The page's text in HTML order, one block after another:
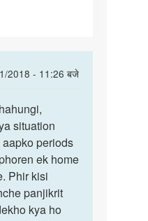
2018 - 11:26 बजे
situation
periods
ek home
Phir kisi
panjikrit
kya ho